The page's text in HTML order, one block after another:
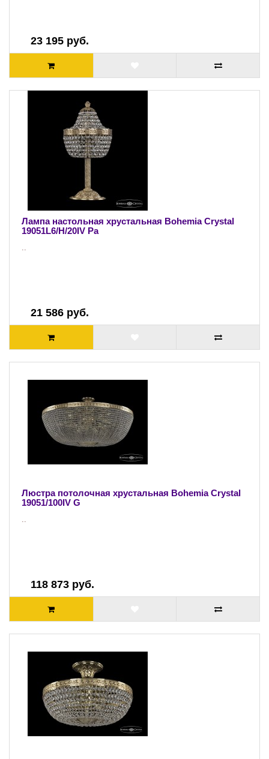
23 195 руб.
Лампа настольная хрустальная Bohemia Crystal
19051L6/H/20IV Pa
..
21 586 руб.
Люстра потолочная хрустальная Bohemia Crystal
19051/100IV G
..
118 873 руб.